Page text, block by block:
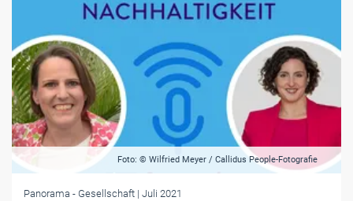
Foto: © Wilfried Meyer / Callidus People-Fotografie
Panorama - Gesellschaft | Juli 2021